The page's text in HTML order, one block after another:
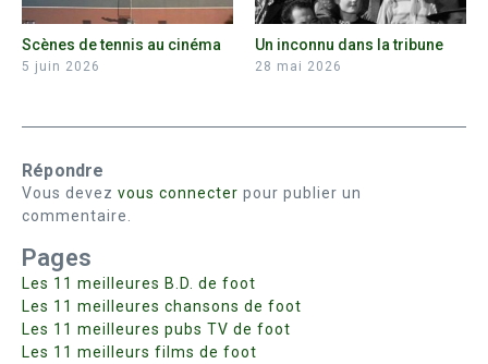
Scènes de tennis au cinéma
5 juin 2026
Un inconnu dans la tribune
28 mai 2026
Répondre
Vous devez vous connecter pour publier un
commentaire.
Pages
Les 11 meilleures B.D. de foot
Les 11 meilleures chansons de foot
Les 11 meilleures pubs TV de foot
Les 11 meilleurs films de foot